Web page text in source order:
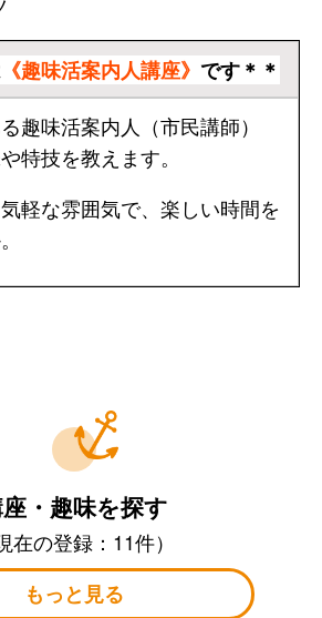
《趣味活案内人講座》 です＊＊
趣味活案内人（市民講師）
特技を教えます。
軽な雰囲気で、楽しい時間を
・趣味を探す
在の登録：11件）
もっと見る